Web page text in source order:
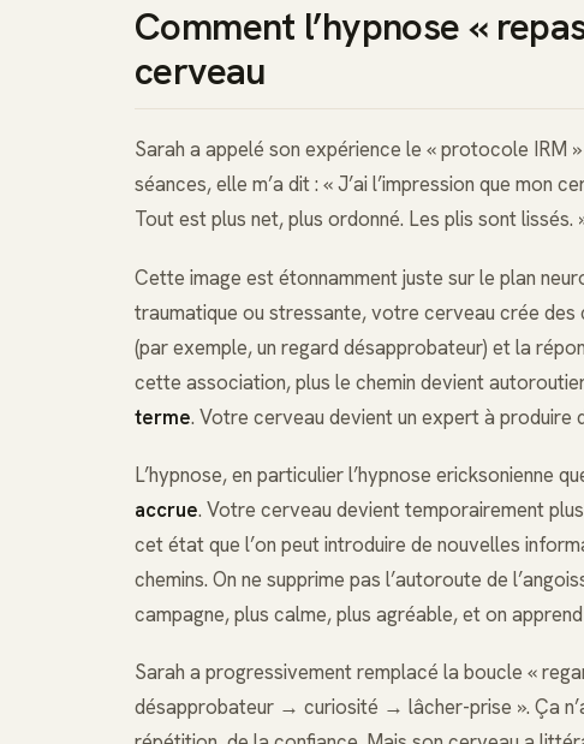
Comment l’hypnose «
cerveau
Sarah a appelé son expérience le « protocole IRM
séances, elle m’a dit : « J’ai l’impression que mon
Tout est plus net, plus ordonné. Les plis sont lissés.
Cette image est étonnamment juste sur le plan
traumatique ou stressante, votre cerveau crée
(par exemple, un regard désapprobateur) et la
cette association, plus le chemin devient
terme. Votre cerveau devient un expert à produire
L’hypnose, en particulier l’hypnose ericksonienne
accrue. Votre cerveau devient temporairement
cet état que l’on peut introduire de nouvelles
chemins. On ne supprime pas l’autoroute de
campagne, plus calme, plus agréable, et on
Sarah a progressivement remplacé la boucle «
désapprobateur → curiosité → lâcher-prise ». Ça